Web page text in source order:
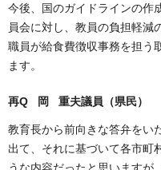
今後、国のガイドラインの作
員会に対し、教員の負担軽減
職員が給食費徴収事務を担う
ます。
再Q 岡 重夫議員（県民）
教育長から前向きな答弁をい
出て、それに基づいて各市町